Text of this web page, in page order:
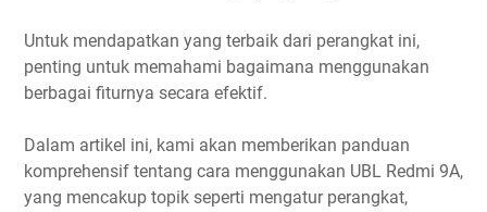
Untuk mendapatkan yang terbaik dari perangkat ini,
penting untuk memahami bagaimana menggunakan
berbagai fiturnya secara efektif.
Dalam artikel ini, kami akan memberikan panduan
komprehensif tentang cara menggunakan UBL Redmi 9A,
yang mencakup topik seperti mengatur perangkat,